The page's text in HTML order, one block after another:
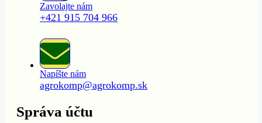
Zavolajte nám
+421 915 704 966
Napíšte nám
agrokomp@agrokomp.sk
Správa účtu